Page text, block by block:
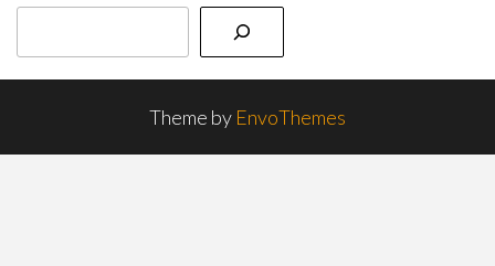
Theme by EnvoThemes